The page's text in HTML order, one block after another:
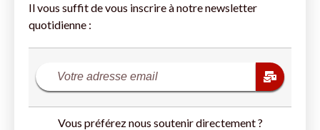
Il vous suffit de vous inscrire à notre newsletter
quotidienne :
Vous préférez nous soutenir directement ?